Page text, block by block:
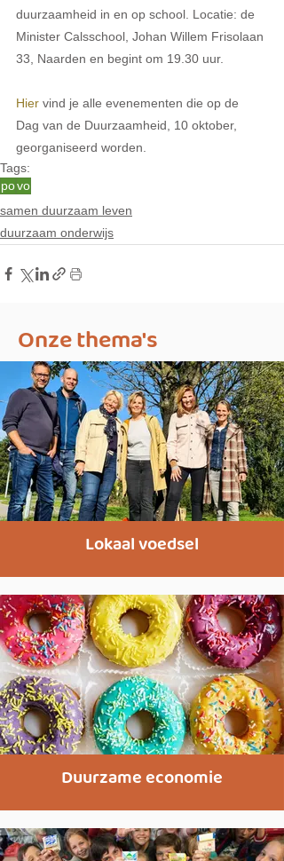
duurzaamheid in en op school. Locatie: de
Minister Calsschool, Johan Willem Frisolaan
33, Naarden en begint om 19.30 uur.
Hier vind je alle evenementen die op de
Dag van de Duurzaamheid, 10 oktober,
georganiseerd worden.
Tags:
povo
samen duurzaam leven
duurzaam onderwijs
Onze thema's
Lokaal voedsel
Duurzame economie